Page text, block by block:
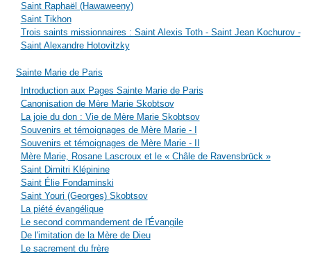
Saint Raphaël (Hawaweeny)
Saint Tikhon
Trois saints missionnaires : Saint Alexis Toth - Saint Jean Kochurov -
Saint Alexandre Hotovitzky
Sainte Marie de Paris
Introduction aux Pages Sainte Marie de Paris
Canonisation de Mère Marie Skobtsov
La joie du don : Vie de Mère Marie Skobtsov
Souvenirs et témoignages de Mère Marie - I
Souvenirs et témoignages de Mère Marie - II
Mère Marie, Rosane Lascroux et le « Châle de Ravensbrück »
Saint Dimitri Klépinine
Saint Élie Fondaminski
Saint Youri (Georges) Skobtsov
La piété évangélique
Le second commandement de l'Évangile
De l'imitation de la Mère de Dieu
Le sacrement du frère